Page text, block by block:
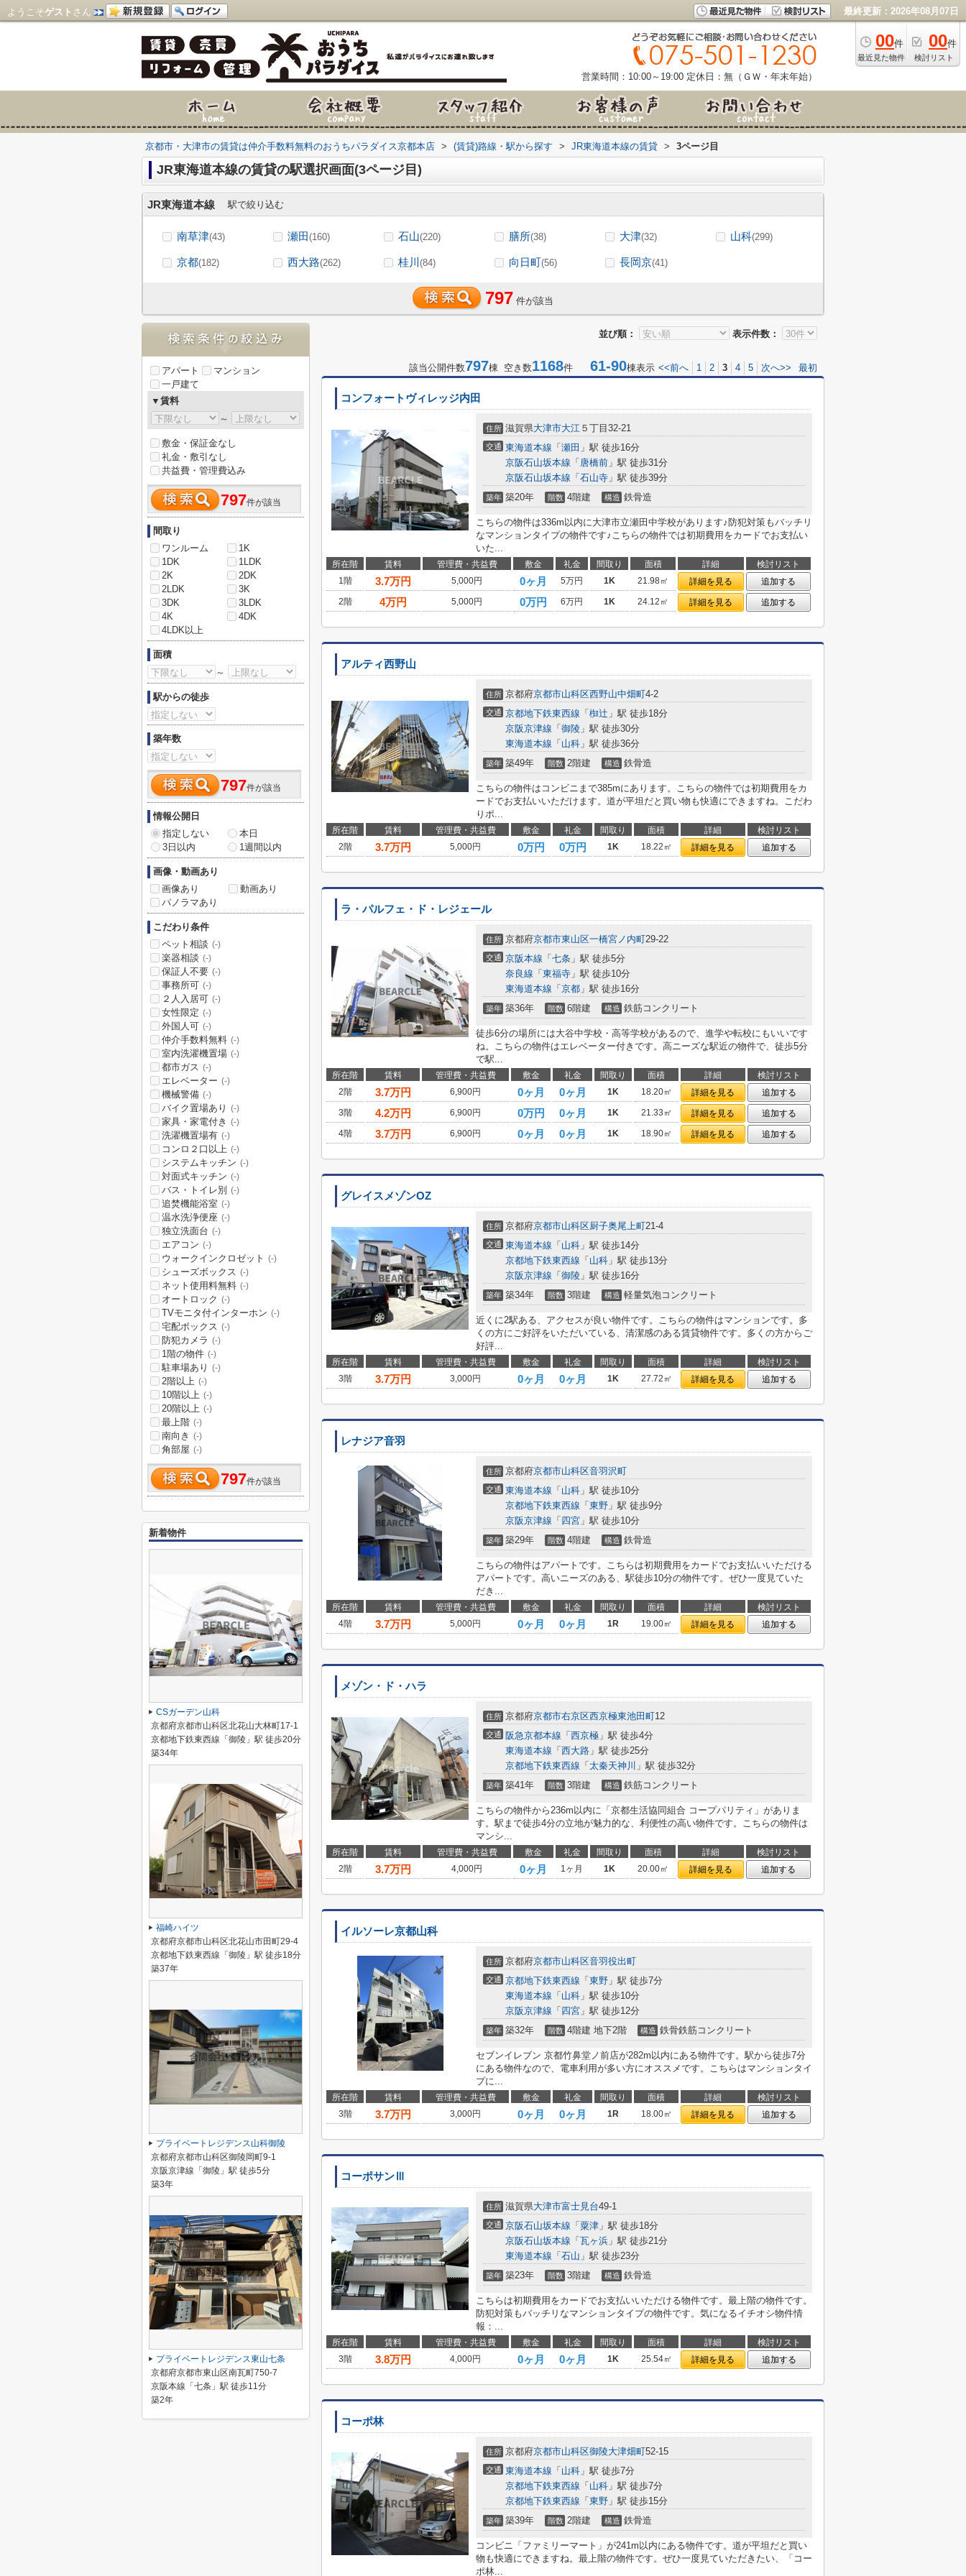
ようこそゲスト さん 最終更新：2026年08月07日
00件
最近見た物件
00件
検討リスト
営業時間：10:00～19:00 定休日：無（ＧＷ・年末年始）
京都市・大津市の賃貸は仲介手数料無料のおうちパラダイス京都本店 > (賃貸)路線・駅から探す > JR東海道本線の賃貸 > 3ページ目
JR東海道本線の賃貸の駅選択画面(3ページ目)
JR東海道本線 駅で絞り込む
南草津(43) 瀬田(160) 石山(220) 膳所(38) 大津(32) 山科(299)
京都(182) 西大路(262) 桂川 (84) 向日町(56) 長岡京(41)
797 件が該当
並び順： 表示件数：
該当公開件数797棟 空き数1168件 61-90棟表示 <<前へ 1 2 3 4 5 次へ>> 最初
コンフォートヴィレッジ内田
住所 滋賀県大津市大江 ５丁目32-21
交通 東海道本線 「 瀬田 」駅 徒歩16分
京阪石山坂本線 「 唐橋前 」駅 徒歩31分
京阪石山坂本線 「 石山寺 」駅 徒歩39分
築年 築20年 階数 4階建 構造 鉄骨造
こちらの物件は336m以内に大津市立瀬田中学校があります♪防犯対策もバッチリ
なマンションタイプの物件です♪こちらの物件では初期費用をカードでお支払い
いた...
所在階 賃料 管理費・共益費 敷金 礼金 間取り 面積 詳細
検討リスト
1階
3.7万円 5,000円 0ヶ月 5万円 1K 21.98㎡ 詳細を見る
追加する
2階
4万円 5,000円 0万円 6万円 1K 24.12㎡ 詳細を見る 追加する
アルティ西野山
住所 京都府京都市山科区西野山中畑町4-2
交通 京都地下鉄東西線 「 椥辻 」駅 徒歩18分
京阪京津線 「 御陵 」駅 徒歩30分
東海道本線 「 山科 」駅 徒歩36分
築年 築49年 階数 2階建 構造 鉄骨造
こちらの物件はコンビニまで385mにあります。こちらの物件では初期費用をカ
ードでお支払いいただけます。道が平坦だと買い物も快適にできますね。こだわ
りポ...
所在階 賃料 管理費・共益費 敷金 礼金 間取り 面積 詳細
検討リスト
2階
3.7万円 5,000円 0万円 0万円 1K 18.22㎡ 詳細を見る 追加する
ラ・パルフェ・ド・レジェール
住所 京都府京都市東山区一橋宮ノ内町29-22
交通 京阪本線 「 七条 」駅 徒歩5分
奈良線 「 東福寺 」駅 徒歩10分
東海道本線 「 京都 」駅 徒歩16分
築年 築36年 階数 6階建 構造 鉄筋コンクリート
徒歩6分の場所には大谷中学校・高等学校があるので、進学や転校にもいいです
ね。こちらの物件はエレベーター付きです。高ニーズな駅近の物件で、徒歩5分
で駅...
所在階 賃料 管理費・共益費 敷金 礼金 間取り 面積 詳細
検討リスト
2階
3.7万円 6,900円 0ヶ月 0ヶ月 1K 18.20㎡ 詳細を見る
追加する
3階
4.2万円 6,900円 0万円 0ヶ月 1K 21.33㎡ 詳細を見る
追加する
4階
3.7万円 6,900円 0ヶ月 0ヶ月 1K 18.90㎡ 詳細を見る 追加する
グレイスメゾンOZ
住所 京都府京都市山科区厨子奥尾上町21-4
交通 東海道本線 「 山科 」駅 徒歩14分
京都地下鉄東西線 「 山科 」駅 徒歩13分
京阪京津線 「 御陵 」駅 徒歩16分
築年 築34年 階数 3階建 構造 軽量気泡コンクリート
近くに2駅ある、アクセスが良い物件です。こちらの物件はマンションです。多
くの方にご好評をいただいている、清潔感のある賃貸物件です。多くの方からご
好評...
所在階 賃料 管理費・共益費 敷金 礼金 間取り 面積 詳細
検討リスト
3階
3.7万円 3,000円 0ヶ月 0ヶ月 1K 27.72㎡ 詳細を見る 追加する
レナジア音羽
住所 京都府京都市山科区音羽沢町
交通 東海道本線 「 山科 」駅 徒歩10分
京都地下鉄東西線 「 東野 」駅 徒歩9分
京阪京津線 「 四宮 」駅 徒歩10分
築年 築29年 階数 4階建 構造 鉄骨造
こちらの物件はアパートです。こちらは初期費用をカードでお支払いいただける
アパートです。高いニーズのある、駅徒歩10分の物件です。ぜひ一度見ていた
だき...
所在階 賃料 管理費・共益費 敷金 礼金 間取り 面積 詳細
検討リスト
4階
3.7万円 5,000円 0ヶ月 0ヶ月 1R 19.00㎡ 詳細を見る 追加する
メゾン・ド・ハラ
住所 京都府京都市右京区西京極東池田町12
交通 阪急京都本線 「 西京極 」駅 徒歩4分
東海道本線 「 西大路 」駅 徒歩25分
京都地下鉄東西線 「 太秦天神川 」駅 徒歩32分
築年 築41年 階数 3階建 構造 鉄筋コンクリート
こちらの物件から236m以内に「京都生活協同組合 コープパリティ」がありま
す。駅まで徒歩4分の立地が魅力的な、利便性の高い物件です。こちらの物件は
マンシ...
所在階 賃料 管理費・共益費 敷金 礼金 間取り 面積 詳細
検討リスト
2階
3.7万円 4,000円 0ヶ月 1ヶ月 1K 20.00㎡ 詳細を見る 追加する
イルソーレ京都山科
住所 京都府京都市山科区音羽役出町
交通 京都地下鉄東西線 「 東野 」駅 徒歩7分
東海道本線 「 山科 」駅 徒歩10分
京阪京津線 「 四宮 」駅 徒歩12分
築年 築32年 階数 4階建 地下2階 構造 鉄骨鉄筋コンクリート
セブンイレブン 京都竹鼻堂ノ前店が282m以内にある物件です。駅から徒歩7分
にある物件なので、電車利用が多い方にオススメです。こちらはマンションタイ
プに...
所在階 賃料 管理費・共益費 敷金 礼金 間取り 面積 詳細
検討リスト
3階
3.7万円 3,000円 0ヶ月 0ヶ月 1R 18.00㎡ 詳細を見る 追加する
コーポサンⅢ
住所 滋賀県大津市富士見台49-1
交通 京阪石山坂本線 「 粟津 」駅 徒歩18分
京阪石山坂本線 「 瓦ヶ浜 」駅 徒歩21分
東海道本線 「 石山 」駅 徒歩23分
築年 築23年 階数 3階建 構造 鉄骨造
こちらは初期費用をカードでお支払いいただける物件です。最上階の物件です。
防犯対策もバッチリなマンションタイプの物件です。気になるイチオシ物件情
報：...
所在階 賃料 管理費・共益費 敷金 礼金 間取り 面積 詳細
検討リスト
3階
3.8万円 4,000円 0ヶ月 0ヶ月 1K 25.54㎡ 詳細を見る 追加する
コーポ林
住所 京都府京都市山科区御陵大津畑町52-15
交通 東海道本線 「 山科 」駅 徒歩7分
京都地下鉄東西線 「 山科 」駅 徒歩7分
京都地下鉄東西線 「 東野 」駅 徒歩15分
築年 築39年 階数 2階建 構造 鉄骨造
コンビニ「ファミリーマート」が241m以内にある物件です。道が平坦だと買い
物も快適にできますね。最上階の物件です。ぜひ一度見ていただきたい、「コー
ポ林...
アパート
マンション
一戸建て
▼賃料
～
敷金・保証金なし
礼金・敷引なし
共益費・管理費込み
797件が該当
間取り
ワンルーム
1K
1DK
1LDK
2K
2DK
2LDK
3K
3DK
3LDK
4K
4DK
4LDK以上
面積
～
駅からの徒歩
築年数
797件が該当
情報公開日
指定しない
本日
3日以内
1週間以内
画像・動画あり
画像あり
動画あり
パノラマあり
こだわり条件
ペット相談 (-)
楽器相談 (-)
保証人不要 (-)
事務所可 (-)
２人入居可 (-)
女性限定 (-)
外国人可 (-)
仲介手数料無料 (-)
室内洗濯機置場 (-)
都市ガス (-)
エレベーター (-)
機械警備 (-)
バイク置場あり (-)
家具・家電付き (-)
洗濯機置場有 (-)
コンロ２口以上 (-)
システムキッチン (-)
対面式キッチン (-)
バス・トイレ別 (-)
追焚機能浴室 (-)
温水洗浄便座 (-)
独立洗面台 (-)
エアコン (-)
ウォークインクロゼット (-)
シューズボックス (-)
ネット使用料無料 (-)
オートロック (-)
TVモニタ付インターホン (-)
宅配ボックス (-)
防犯カメラ (-)
1階の物件 (-)
駐車場あり (-)
2階以上 (-)
10階以上 (-)
20階以上 (-)
最上階 (-)
南向き (-)
角部屋 (-)
797件が該当
新着物件
CSガーデン山科
京都府京都市山科区北花山大林町17-1
京都地下鉄東西線「御陵」駅 徒歩20分
築34年
福崎ハイツ
京都府京都市山科区北花山市田町29-4
京都地下鉄東西線「御陵」駅 徒歩18分
築37年
プライベートレジデンス山科御陵
京都府京都市山科区御陵岡町9-1
京阪京津線「御陵」駅 徒歩5分
築3年
プライベートレジデンス東山七条
京都府京都市東山区南瓦町750-7
京阪本線「七条」駅 徒歩11分
築2年